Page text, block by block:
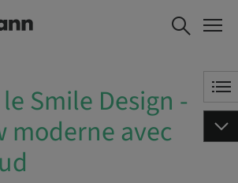
-
avec
AGENDE AGORA
Smile Design -
moderne avec